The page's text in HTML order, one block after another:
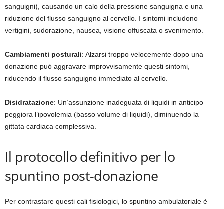
sanguigni), causando un calo della pressione sanguigna e una
riduzione del flusso sanguigno al cervello. I sintomi includono
vertigini, sudorazione, nausea, visione offuscata o svenimento.
Cambiamenti posturali: Alzarsi troppo velocemente dopo una
donazione può aggravare improvvisamente questi sintomi,
riducendo il flusso sanguigno immediato al cervello.
Disidratazione: Un’assunzione inadeguata di liquidi in anticipo
peggiora l’ipovolemia (basso volume di liquidi), diminuendo la
gittata cardiaca complessiva.
Il protocollo definitivo per lo
spuntino post-donazione
Per contrastare questi cali fisiologici, lo spuntino ambulatoriale è